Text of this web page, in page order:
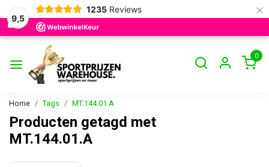
9,5
1235 Reviews ×
0
Home Tags MT.144.01.A
Producten getagd met
MT.144.01.A